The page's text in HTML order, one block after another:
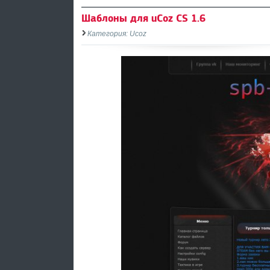
Шаблоны для uCoz CS 1.6
Категория: Ucoz